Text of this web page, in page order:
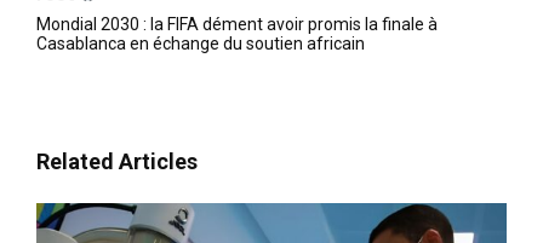
Mondial 2030 : la FIFA dément avoir promis la finale à
Casablanca en échange du soutien africain
Related Articles